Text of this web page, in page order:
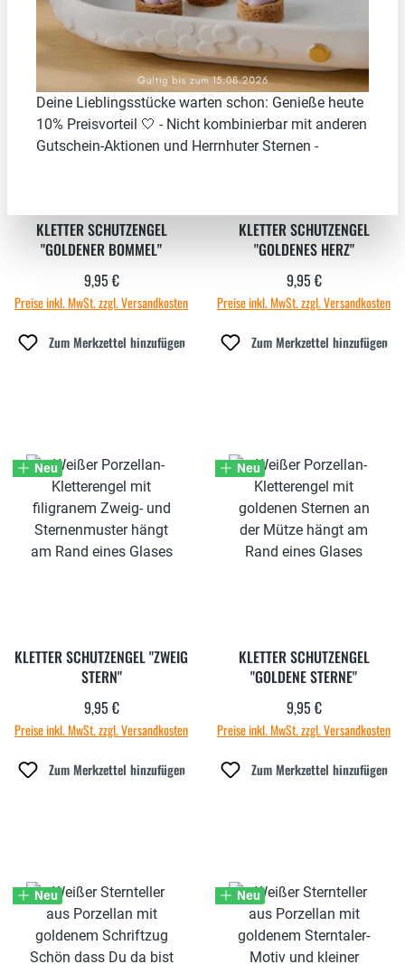
KLETTER SCHUTZENGEL
"GOLDENER BOMMEL"
Regulärer Preis:
9,95 €
Preise inkl. MwSt. zzgl. Versandkosten
Zum Merkzettel hinzufügen
Neu
KLETTER SCHUTZENGEL
"GOLDENES HERZ"
Regulärer Preis:
9,95 €
Preise inkl. MwSt. zzgl. Versandkosten
Zum Merkzettel hinzufügen
Neu
KLETTER SCHUTZENGEL "ZWEIG
STERN"
Regulärer Preis:
9,95 €
Preise inkl. MwSt. zzgl. Versandkosten
Zum Merkzettel hinzufügen
Neu
KLETTER SCHUTZENGEL
"GOLDENE STERNE"
Regulärer Preis:
9,95 €
Preise inkl. MwSt. zzgl. Versandkosten
Zum Merkzettel hinzufügen
Neu Neu
Deine Lieblingsstücke warten schon: Genieße heute
10% Preisvorteil 🤍 - Nicht kombinierbar mit anderen
Gutschein-Aktionen und Herrnhuter Sternen -